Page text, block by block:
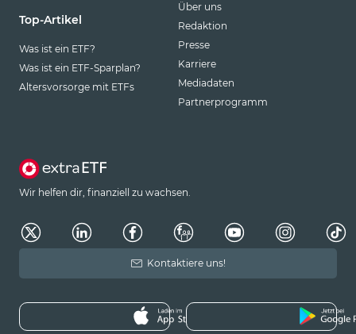
Top-Artikel
Was ist ein ETF?
Was ist ein ETF-Sparplan?
Altersvorsorge mit ETFs
Über uns
Redaktion
Presse
Karriere
Mediadaten
Partnerprogramm
Wir helfen dir, finanziell zu wachsen.
Kontaktiere uns!